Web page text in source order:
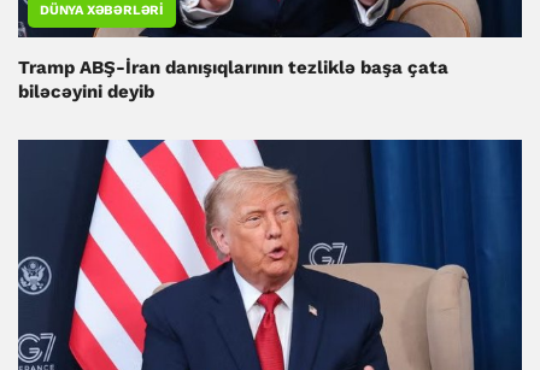
DÜNYA XƏBƏRLƏRI
Tramp ABŞ-İran danışıqlarının tezliklə başa çata
biləcəyini deyib